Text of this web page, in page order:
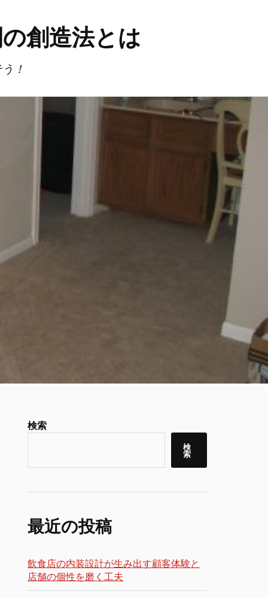
創造法とは
！
検索
検
索
最近の投稿
飲食店の内装設計が生み出す顧客体験と
店舗の個性を磨く工夫